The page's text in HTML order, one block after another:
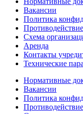
Вакансии
Политика
Схема
Аренда
Контакты
Технические
Нормативные
Вакансии
Политика